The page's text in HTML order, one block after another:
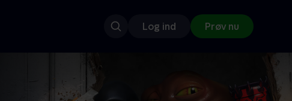
Log ind Prøv nu